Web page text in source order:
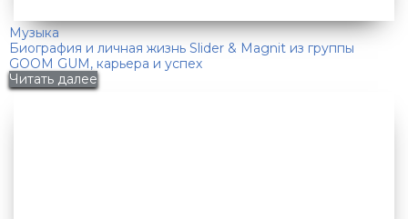
Музыка
Биография и личная жизнь Slider & Magnit из группы
GOOM GUM, карьера и успех
Читать далее